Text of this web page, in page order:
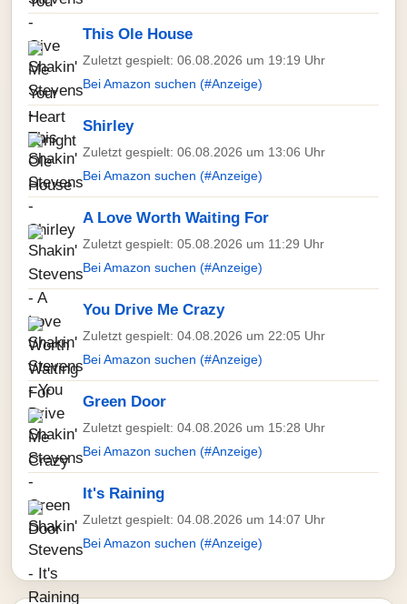
This Ole House
Zuletzt gespielt: 06.08.2026 um 19:19 Uhr
Bei Amazon suchen (#Anzeige)
Shirley
Zuletzt gespielt: 06.08.2026 um 13:06 Uhr
Bei Amazon suchen (#Anzeige)
A Love Worth Waiting For
Zuletzt gespielt: 05.08.2026 um 11:29 Uhr
Bei Amazon suchen (#Anzeige)
You Drive Me Crazy
Zuletzt gespielt: 04.08.2026 um 22:05 Uhr
Bei Amazon suchen (#Anzeige)
Green Door
Zuletzt gespielt: 04.08.2026 um 15:28 Uhr
Bei Amazon suchen (#Anzeige)
It's Raining
Zuletzt gespielt: 04.08.2026 um 14:07 Uhr
Bei Amazon suchen (#Anzeige)